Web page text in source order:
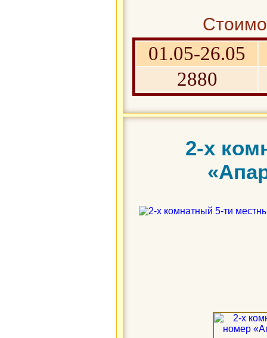
01.05-26.05
2880
2-х